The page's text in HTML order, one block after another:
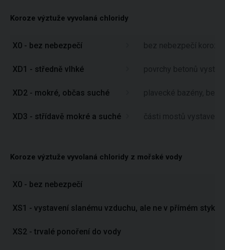
Koroze výztuže vyvolaná chloridy
X0 - bez nebezpečí bez nebezpečí
XD1 - středně vlhké povrchy betonů
XD2 - mokré, občas suché plavecké bazény,
XD3 - střídavě mokré a suché části mostů
Koroze výztuže vyvolaná chloridy z mořské vody
X0 - bez nebezpečí
XS1 - vystavení slanému vzduchu, ale ne v přímém styku
XS2 - trvalé ponoření do vody